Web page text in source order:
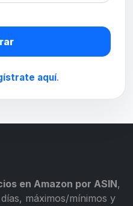
aquí.
en Amazon por ASIN,
máximos/mínimos y